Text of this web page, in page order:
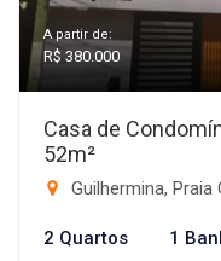
A partir de:
R$ 380.000
Casa de
52m²
Guilhermina, Praia
2 Quartos 1